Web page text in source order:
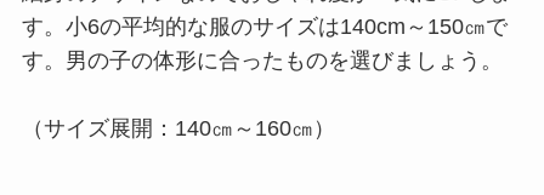
す。小6の平均的な服のサイズは140cm～150㎝で
す。男の子の体形に合ったものを選びましょう。
（サイズ展開：140㎝～160㎝）